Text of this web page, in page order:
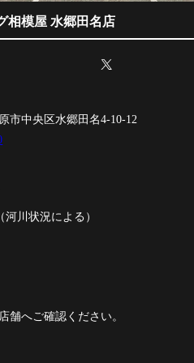
相模屋 水郷田名店
市中央区水郷田名4-10-12
河川状況による）
舗へご確認ください。